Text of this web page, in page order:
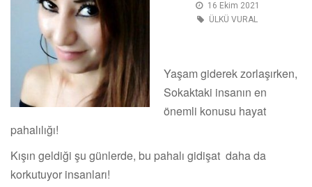
16 Ekim 2021
ÜLKÜ VURAL
Yaşam giderek zorlaşırken,
Sokaktaki insanın en
önemli konusu hayat
pahalılığı!
Kışın geldiği şu günlerde, bu pahalı gidişat daha da
korkutuyor insanları!